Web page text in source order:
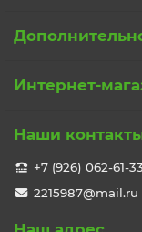
Интернет-
Наши
+7 (926) 062-61-33
2215987@mail.ru